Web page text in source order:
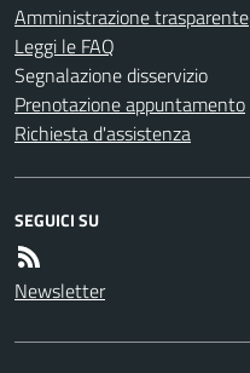
Amministrazione trasparente
Leggi le FAQ
Segnalazione disservizio
Prenotazione appuntamento
Richiesta d'assistenza
SEGUICI SU
Newsletter